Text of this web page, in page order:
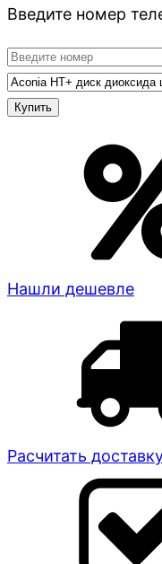
Введите номер
Нашли дешевле
Расчитать